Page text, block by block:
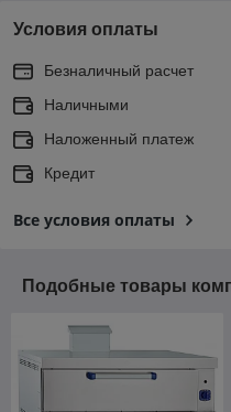
Условия оплаты
Безналичный расчет
Наличными
Наложенный платеж
Кредит
Все условия оплаты
Подобные товары